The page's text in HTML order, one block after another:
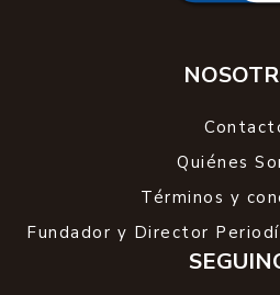
Quiénes
Términos y
Fundador y Director